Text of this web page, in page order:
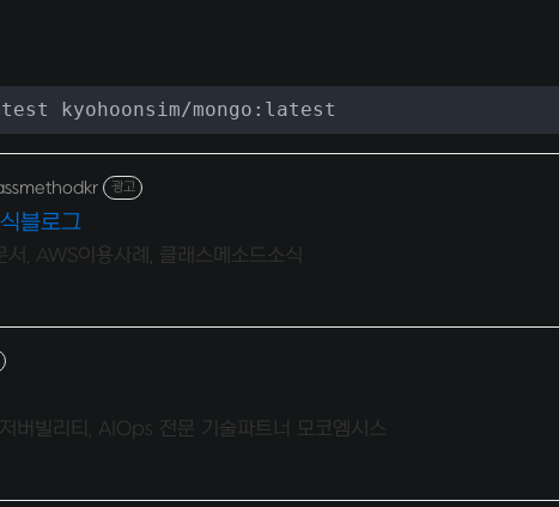
kyohoonsim/mongo:latest
광고
블로그
, AWS이용사례, 클래스메소드소식
버빌리티, AIOps 전문 기술파트너 모코엠시스